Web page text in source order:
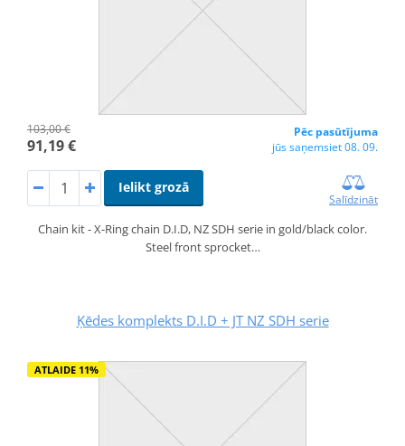
103,00 €
91,19 €
Pēc pasūtījuma
jūs saņemsiet 08. 09.
Ielikt grozā
Salīdzināt
Chain kit - X-Ring chain D.I.D, NZ SDH serie in gold/black color.
Steel front sprocket…
Ķēdes komplekts D.I.D + JT NZ SDH serie
ATLAIDE 11%